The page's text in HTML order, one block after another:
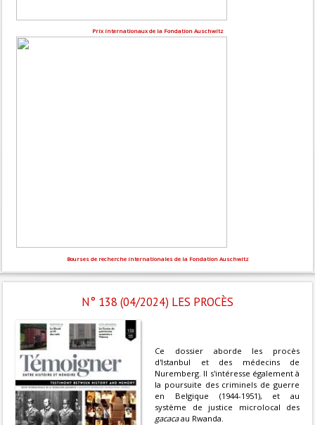
Prix internationaux de la Fondation Auschwitz
Bourses de recherche internationales de la Fondation Auschwitz
N° 138 (04/2024) LES PROCÈS
Ce dossier aborde les procès
d'Istanbul et des médecins de
Nuremberg. Il s'intéresse également à
la poursuite des criminels de guerre
en Belgique (1944-1951), et au
système de justice microlocal des
gacacaau Rwanda.